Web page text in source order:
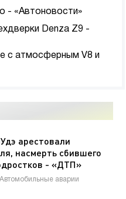
- «Автоновости»
Denza Z9 -
с атмосферным V8 и
арестовали
насмерть сбившего
- «ДТП»
аварии